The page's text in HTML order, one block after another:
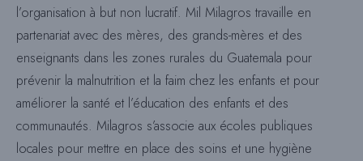
l’organisation à but non lucratif. Mil Milagros travaille en
partenariat avec des mères, des grands-mères et des
enseignants dans les zones rurales du Guatemala pour
prévenir la malnutrition et la faim chez les enfants et pour
améliorer la santé et l’éducation des enfants et des
communautés. Milagros s’associe aux écoles publiques
locales pour mettre en place des soins et une hygiène